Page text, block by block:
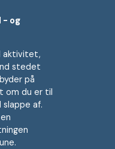
- og
aktivitet,
stedet
på
om du er til
slappe af.